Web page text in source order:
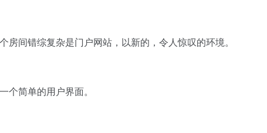
间错综复杂是门户网站，以新的，令人惊叹的环境。
简单的用户界面。